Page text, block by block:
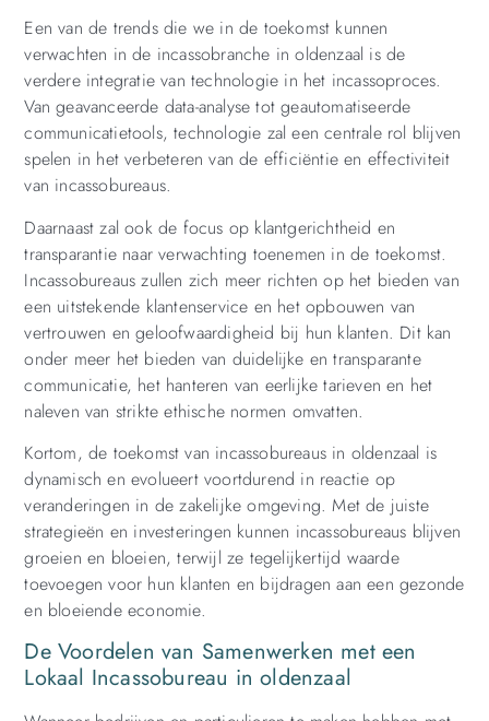
Een van de trends die we in de toekomst kunnen
verwachten in de incassobranche in oldenzaal is de
verdere integratie van technologie in het incassoproces.
Van geavanceerde data-analyse tot geautomatiseerde
communicatietools, technologie zal een centrale rol blijven
spelen in het verbeteren van de efficiëntie en effectiviteit
van incassobureaus.
Daarnaast zal ook de focus op klantgerichtheid en
transparantie naar verwachting toenemen in de toekomst.
Incassobureaus zullen zich meer richten op het bieden van
een uitstekende klantenservice en het opbouwen van
vertrouwen en geloofwaardigheid bij hun klanten. Dit kan
onder meer het bieden van duidelijke en transparante
communicatie, het hanteren van eerlijke tarieven en het
naleven van strikte ethische normen omvatten.
Kortom, de toekomst van incassobureaus in oldenzaal is
dynamisch en evolueert voortdurend in reactie op
veranderingen in de zakelijke omgeving. Met de juiste
strategieën en investeringen kunnen incassobureaus blijven
groeien en bloeien, terwijl ze tegelijkertijd waarde
toevoegen voor hun klanten en bijdragen aan een gezonde
en bloeiende economie.
De Voordelen van Samenwerken met een
Lokaal Incassobureau in oldenzaal